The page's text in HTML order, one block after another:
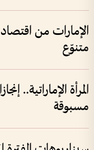
الإمارات من
متنوّع
المرأة الإماراتية..
مسبوقة